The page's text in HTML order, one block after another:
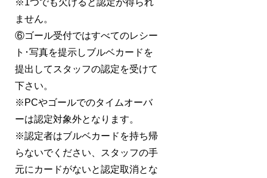
※1つでも欠けると認定が得られ
ません。
⑥ゴール受付ではすべてのレシー
ト･写真を提示しブルベカードを
提出してスタッフの認定を受けて
下さい。
※PCやゴールでのタイムオーバ
ーは認定対象外となります。
※認定者はブルベカードを持ち帰
らないでください、スタッフの手
元にカードがないと認定取消とな